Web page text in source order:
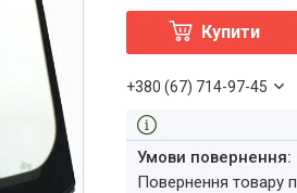
Купити
+380 (67) 714-97-45
повернення товару